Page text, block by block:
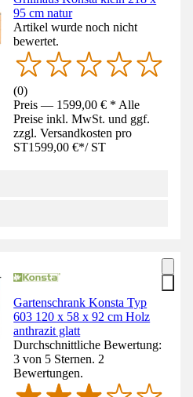
95 cm natur
Artikel wurde noch nicht
bewertet.
(0)
Preis — 1599,00 € * Alle
Preise inkl. MwSt. und ggf.
zzgl. Versandkosten pro
ST1599,00 €*/ ST
Gartenschrank Konsta Typ
603 120 x 58 x 92 cm Holz
anthrazit glatt
Durchschnittliche Bewertung:
3 von 5 Sternen. 2
Bewertungen.